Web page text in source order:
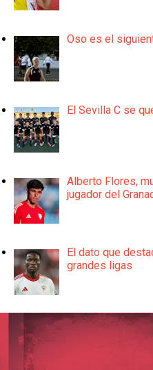
Oso es el
El Sevilla C se
Alberto Flores,
jugador del
El dato que
grandes ligas